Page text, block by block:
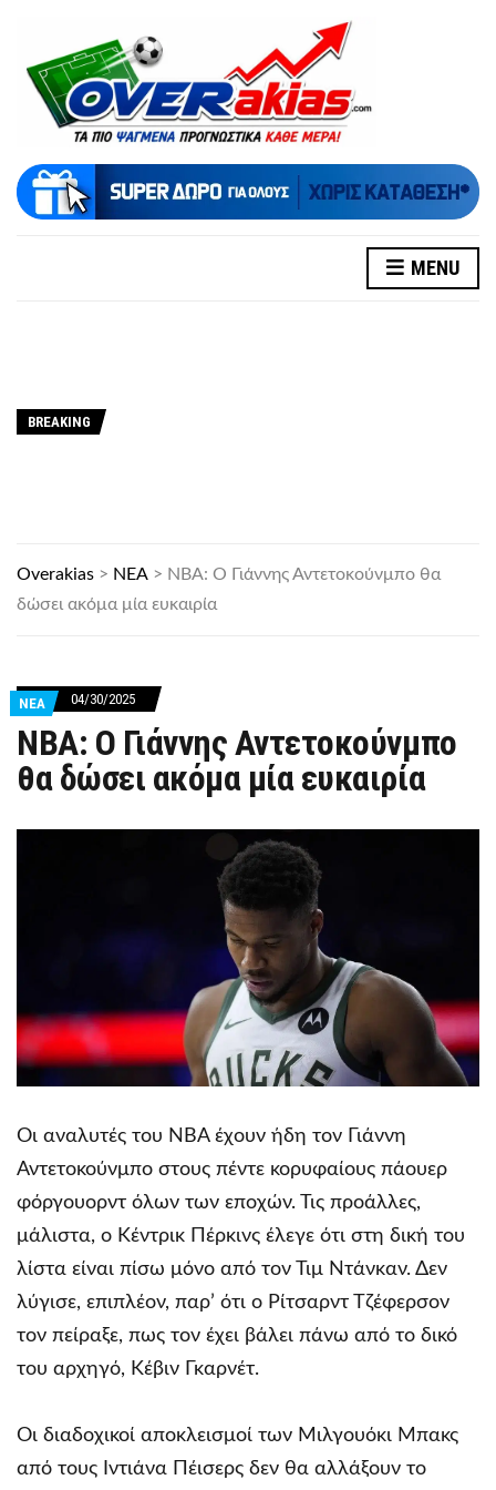
MENU
BREAKING
Overakias > ΝΕΑ > NBA: Ο Γιάννης Αντετοκούνμπο θα
δώσει ακόμα μία ευκαιρία
ΝΕΑ 04/30/2025
NBA: Ο Γιάννης Αντετοκούνμπο
θα δώσει ακόμα μία ευκαιρία
Οι αναλυτές του NBA έχουν ήδη τον Γιάννη
Αντετοκούνμπο στους πέντε κορυφαίους πάουερ
φόργουορντ όλων των εποχών. Τις προάλλες,
μάλιστα, ο Κέντρικ Πέρκινς έλεγε ότι στη δική του
λίστα είναι πίσω μόνο από τον Τιμ Ντάνκαν. Δεν
λύγισε, επιπλέον, παρ’ ότι ο Ρίτσαρντ Τζέφερσον
τον πείραξε, πως τον έχει βάλει πάνω από το δικό
του αρχηγό, Κέβιν Γκαρνέτ.
Οι διαδοχικοί αποκλεισμοί των Μιλγουόκι Μπακς
από τους Ιντιάνα Πέισερς δεν θα αλλάξουν το